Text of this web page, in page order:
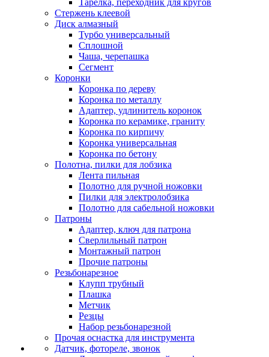
Тарелка, переходник для кругов
Стержень клеевой
Диск алмазный
Турбо универсальный
Сплошной
Чаша, черепашка
Сегмент
Коронки
Коронка по дереву
Коронка по металлу
Адаптер, удлинитель коронок
Коронка по керамике, граниту
Коронка по кирпичу
Коронка универсальная
Коронка по бетону
Полотна, пилки для лобзика
Лента пильная
Полотно для ручной ножовки
Пилки для электролобзика
Полотно для сабельной ножовки
Патроны
Адаптер, ключ для патрона
Сверлильный патрон
Монтажный патрон
Прочие патроны
Резьбонарезное
Клупп трубный
Плашка
Метчик
Резцы
Набор резьбонарезной
Прочая оснастка для инструмента
Датчик, фотореле, звонок